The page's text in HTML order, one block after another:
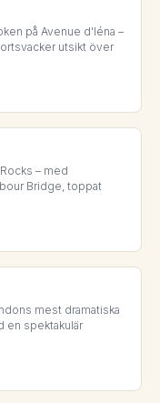
på Avenue d'Iéna –
utsikt över
– med
Bridge, toppat
mest dramatiska
en spektakulär